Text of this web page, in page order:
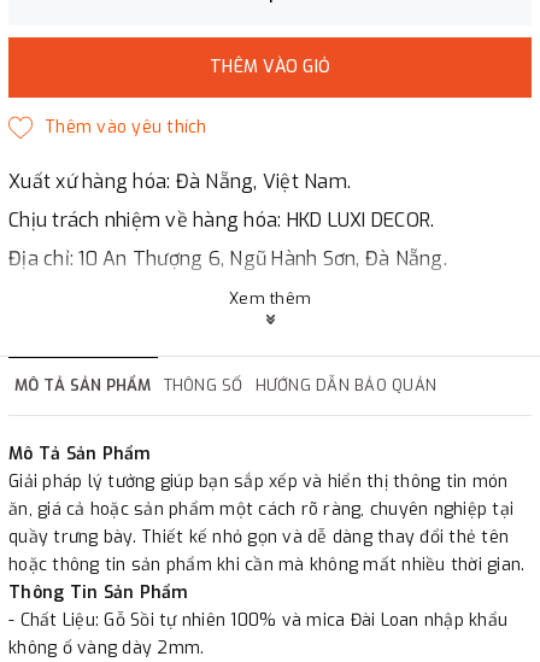
THÊM VÀO GIỎ
Xuất xứ hàng hóa: Đà Nẵng, Việt Nam.
Chịu trách nhiệm về hàng hóa: HKD LUXI DECOR.
Địa chỉ: 10 An Thượng 6, Ngũ Hành Sơn, Đà Nẵng.
✔Đáp ứng đầy đủ giấy tờ báo giá, hợp đồng.
✔Xuất hóa đơn GTGT cho công ty.
Xem thêm
MÔ TẢ SẢN PHẨM THÔNG SỐ HƯỚNG DẪN BẢO QUẢN
Mô Tả Sản Phẩm
Giải pháp lý tưởng giúp bạn sắp xếp và hiển thị thông tin món
ăn, giá cả hoặc sản phẩm một cách rõ ràng, chuyên nghiệp tại
quầy trưng bày. Thiết kế nhỏ gọn và dễ dàng thay đổi thẻ tên
hoặc thông tin sản phẩm khi cần mà không mất nhiều thời gian.
Thông Tin Sản Phẩm
- Chất Liệu: Gỗ Sồi tự nhiên 100% và mica Đài Loan nhập khẩu
không ố vàng dày 2mm.